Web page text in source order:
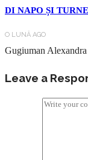
DI NAPO ȘI
O LUNĂ AGO
Gugiuman Alexandra
Leave a